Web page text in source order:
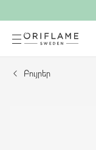
Բույրեր